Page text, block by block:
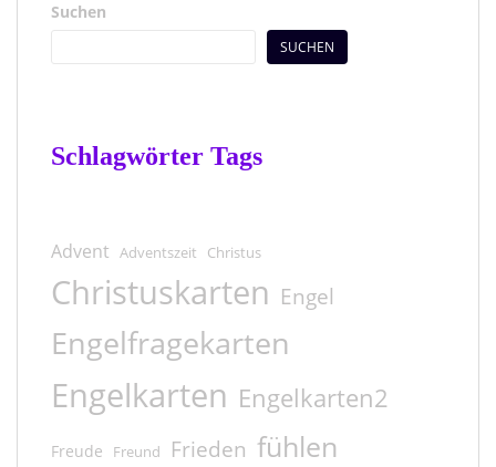
Suchen
SUCHEN
Schlagwörter Tags
Advent Adventszeit Christus
Christuskarten Engel
Engelfragekarten
Engelkarten Engelkarten2
Freude Freund Frieden fühlen